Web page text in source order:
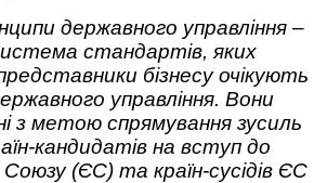
державного управління –
стандартів, яких
бізнесу очікують
управління. Вони
з метою спрямування зусиль
кандидатів на вступ до
(ЄС) та країн-сусідів ЄС